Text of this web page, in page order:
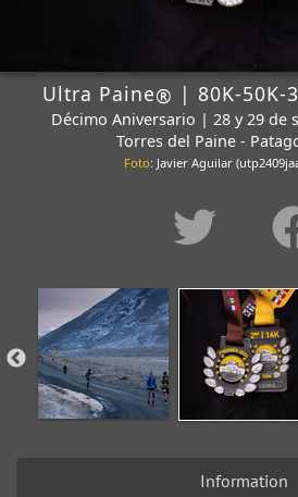
Ultra Paine® | 80K-50K-
Décimo Aniversario | 28 y 29 de
Torres del Paine -
Foto: Javier Aguilar
Information